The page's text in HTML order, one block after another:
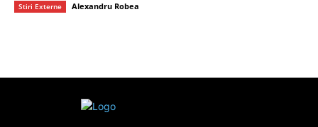
Stiri Externe Alexandru Robea